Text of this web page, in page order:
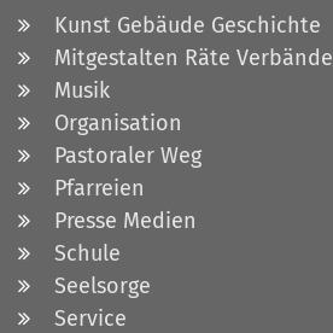
Kunst Gebäude Geschichte
Mitgestalten Räte Verbände
Musik
Organisation
Pastoraler Weg
Pfarreien
Presse Medien
Schule
Seelsorge
Service